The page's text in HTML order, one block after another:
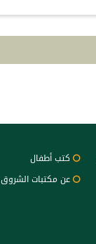
كتب أطفال
عن مكتبات الشروق